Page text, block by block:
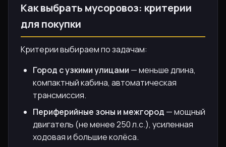
Как выбрать мусоровоз: критерии
для покупки
Критерии выбираем по задачам:
Город с узкими улицами — меньше длина,
компактный кабина, автоматическая
трансмиссия.
Периферийные зоны и межгород — мощный
двигатель (не менее 250 л.с.), усиленная
ходовая и большие колёса.